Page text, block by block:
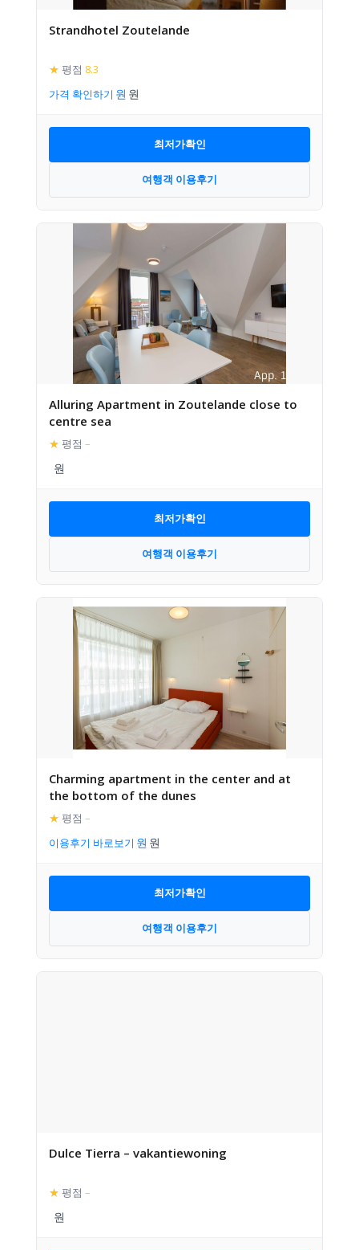
Strandhotel Zoutelande
★ 평점 8.3
가격 확인하기
최저가확인
여행객 이용후기
Alluring Apartment in Zoutelande close to
centre sea
★ 평점 –
최저가확인
여행객 이용후기
Charming apartment in the center and at
the bottom of the dunes
★ 평점 –
이용후기 바로보기
최저가확인
여행객 이용후기
Dulce Tierra – vakantiewoning
★ 평점 –